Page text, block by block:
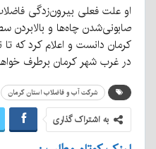
او علت فعلی بیرون‌زدگی
صابونی‌شدن چاه‌ها و
کرمان دانست و اعلام کرد که
در غرب شهر کرمان برطرف
شرکت آب و فاضلاب استان کرمان
به اشتراک گذاری